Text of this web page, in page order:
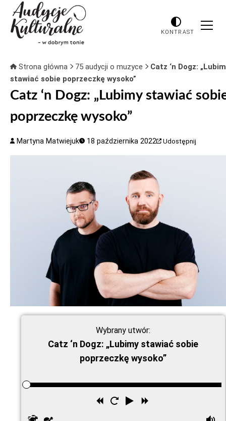
KONTRAST
Strona główna 75 audycji o muzyce
Catz ‘n Dogz:
stawiać sobie poprzeczkę wysoko”
Catz ‘n Dogz: „Lubimy stawiać
poprzeczkę wysoko”
Martyna Matwiejuk 18 października 2022 Udostępnij
Wybrany utwór:
Catz ‘n Dogz: „Lubimy stawiać sobie
poprzeczkę wysoko”
Odtwórz
Uruchom
Przewiń